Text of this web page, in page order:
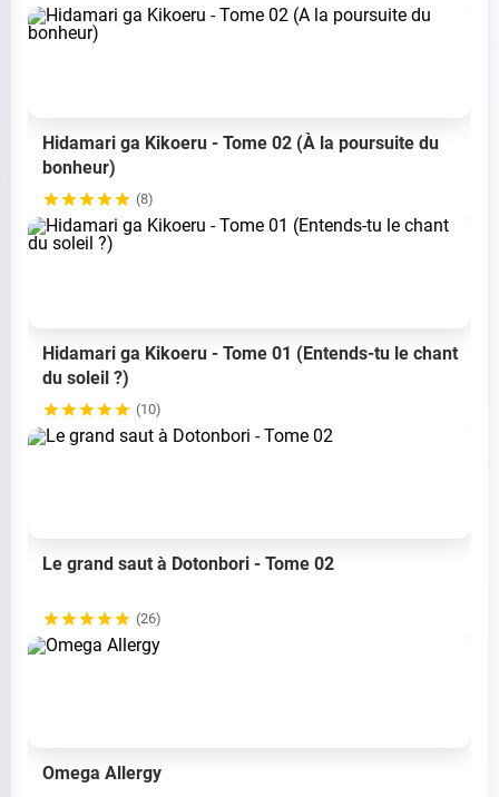
Hidamari ga Kikoeru - Tome 02 (À la poursuite du
bonheur)
(8)
Hidamari ga Kikoeru - Tome 01 (Entends-tu le chant
du soleil ?)
(10)
Le grand saut à Dotonbori - Tome 02
(26)
Omega Allergy